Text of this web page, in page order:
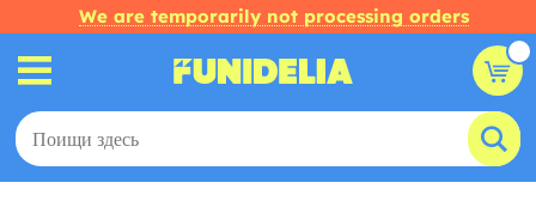
We are temporarily not processing orders